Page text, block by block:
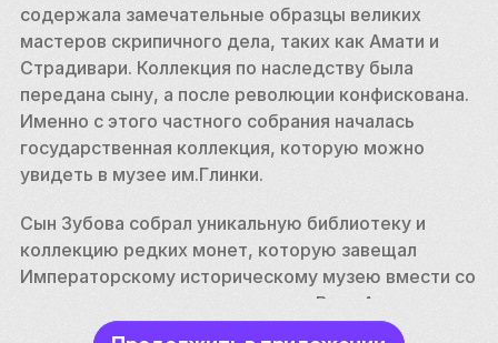
содержала замечательные образцы великих
мастеров скрипичного дела, таких как Амати и
Страдивари. Коллекция по наследству была
передана сыну, а после революции конфискована.
Именно с этого частного собрания началась
государственная коллекция, которую можно
увидеть в музее им.Глинки.
Сын Зубова собрал уникальную библиотеку и
коллекцию редких монет, которую завещал
Императорскому историческому музею вмести со
средствами для ее содержания. Внук Алексея
Павел Зубов известен как знаменитый ученый в